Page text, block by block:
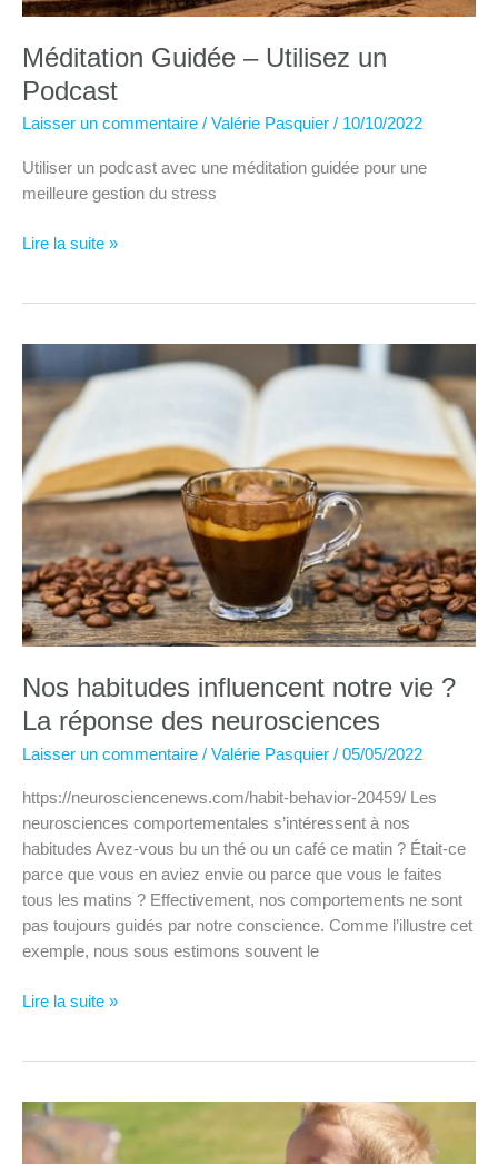
Méditation Guidée – Utilisez un
Podcast
Laisser un commentaire / Valérie Pasquier / 10/10/2022
Utiliser un podcast avec une méditation guidée pour une
meilleure gestion du stress
Méditation
un
Podcast
Lire la suite »
Nos habitudes influencent notre vie ?
La réponse des neurosciences
Laisser un commentaire / Valérie Pasquier / 05/05/2022
https://neurosciencenews.com/habit-behavior-20459/ Les
neurosciences comportementales s’intéressent à nos
habitudes Avez-vous bu un thé ou un café ce matin ? Était-ce
parce que vous en aviez envie ou parce que vous le faites
tous les matins ? Effectivement, nos comportements ne sont
pas toujours guidés par notre conscience. Comme l’illustre cet
exemple, nous sous estimons souvent le
Nos
vie
Lire la suite »